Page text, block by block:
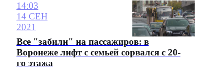
14:03
14 СЕН
2021
Все "забили" на пассажиров: в
Воронеже лифт с семьей сорвался с 20-
го этажа